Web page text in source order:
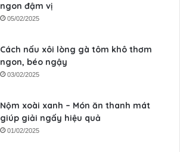
ngon đậm vị
05/02/2025
Cách nấu xôi lòng gà tôm khô thơm
ngon, béo ngậy
03/02/2025
Nộm xoài xanh – Món ăn thanh mát
giúp giải ngấy hiệu quả
01/02/2025